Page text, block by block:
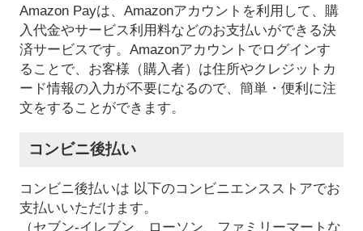
Amazon Payは、Amazonアカウントを利用して、購
入代金やサービス利用料などのお支払いができる決
済サービスです。Amazonアカウントでログインす
ることで、お客様（購入者）は住所やクレジットカ
ード情報の入力が不要になるので、簡単・便利に注
文をすることができます。
コンビニ後払い
コンビニ後払いは 以下のコンビニエンスストアでお
支払いいただけます。
（セブン-イレブン、ローソン、ファミリーマートな